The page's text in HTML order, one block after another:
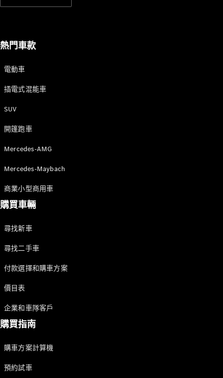
熱門車款
電動車
插電式混能車
SUV
開篷跑車
Mercedes-AMG
Mercedes-Maybach
商業小型商用車
購買車輛
尋找新車
尋找二手車
付款選擇和購車方案
價目表
企業和車隊客戶
購買指南
購車方案計算機
預約試車